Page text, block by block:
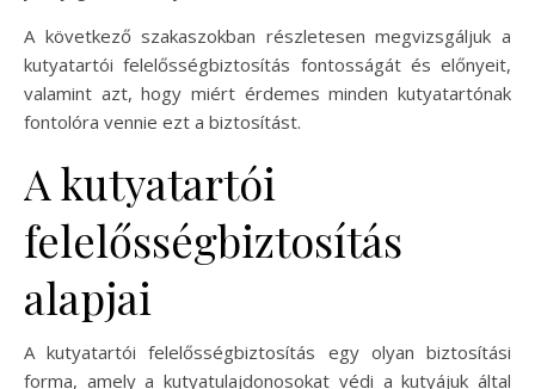
A következő szakaszokban részletesen megvizsgáljuk a
kutyatartói felelősségbiztosítás fontosságát és előnyeit,
valamint azt, hogy miért érdemes minden kutyatartónak
fontolóra vennie ezt a biztosítást.
A kutyatartói
felelősségbiztosítás
alapjai
A kutyatartói felelősségbiztosítás egy olyan biztosítási
forma, amely a kutyatulajdonosokat védi a kutyájuk által